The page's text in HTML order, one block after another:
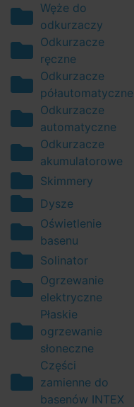
Węże do
odkurzaczy
Odkurzacze
ręczne
Odkurzacze
półautomatyczne
Odkurzacze
automatyczne
Odkurzacze
akumulatorowe
Skimmery
Dysze
Oświetlenie
basenu
Solinator
Ogrzewanie
elektryczne
Płaskie
ogrzewanie
słoneczne
Części
zamienne do
basenów INTEX